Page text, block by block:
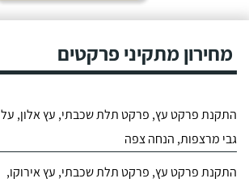
מחירון מתקיני פרקטים
התקנת פרקט עץ, פרקט תלת שכבתי, עץ אלון, על
גבי מרצפות, הנחה צפה
התקנת פרקט עץ, פרקט תלת שכבתי, עץ אירוקו,